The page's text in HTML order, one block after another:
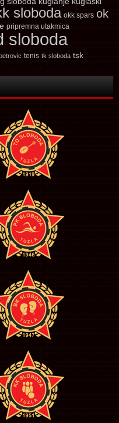
sloboda okk spars ok
pripremna utakmica
sloboda
tenis tk sloboda tsk